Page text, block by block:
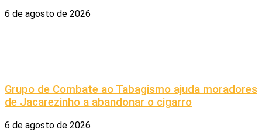
6 de agosto de 2026
Grupo de Combate ao Tabagismo ajuda moradores
de Jacarezinho a abandonar o cigarro
6 de agosto de 2026